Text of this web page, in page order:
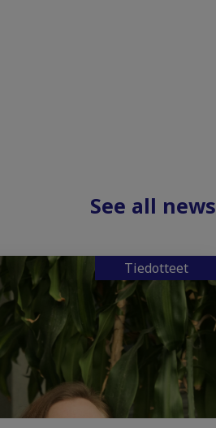
See all news
Tiedotteet